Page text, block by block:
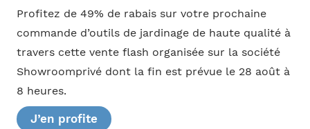
Profitez de 49% de rabais sur votre prochaine
commande d’outils de jardinage de haute qualité à
travers cette vente flash organisée sur la société
Showroomprivé dont la fin est prévue le 28 août à
8 heures.
J’en profite